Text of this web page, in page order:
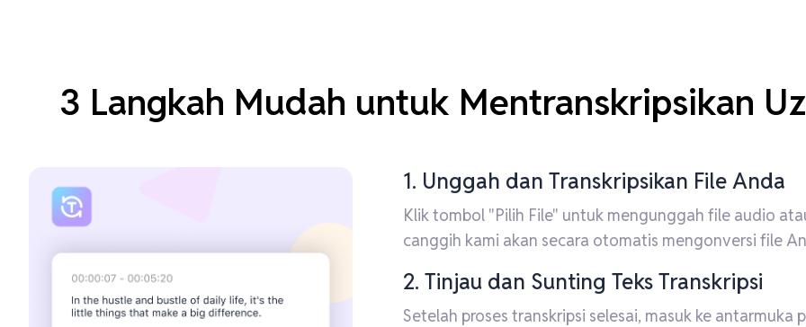
3 Langkah Mudah untuk Mentranskripsikan
1. Unggah dan Transkripsikan File Anda
Klik tombol "Pilih File" untuk mengunggah file audio
canggih kami akan secara otomatis mengonversi file
2. Tinjau dan Sunting Teks Transkripsi
Setelah proses transkripsi selesai, masuk ke